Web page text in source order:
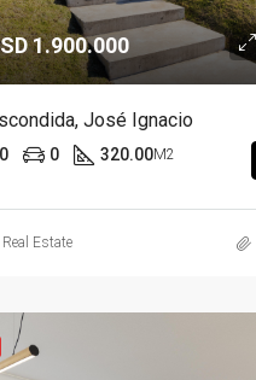
1.900.000
José Ignacio
0 0 320.00M2
Estate